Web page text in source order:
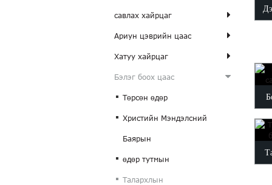
савлах хайрцаг
Ариун цэврийн цаас
Хатуу хайрцаг
Бэлэг боох цаас
Төрсөн өдөр
Христийн Мэндэлсний
Баярын
өдөр тутмын
Талархлын